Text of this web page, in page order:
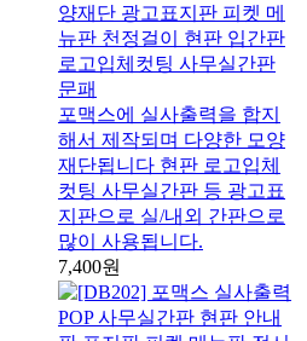
양재단 광고표지판 피켓 메
뉴판 천정걸이 현판 입간판
로고입체컷팅 사무실간판
문패
포맥스에 실사출력을 합지
해서 제작되며 다양한 모양
재단됩니다 현판 로고입체
컷팅 사무실간판 등 광고표
지판으로 실/내외 간판으로
많이 사용됩니다.
7,400원